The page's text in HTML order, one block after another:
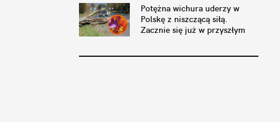
Potężna wichura uderzy w
Polskę z niszczącą siłą.
Zacznie się już w przyszłym